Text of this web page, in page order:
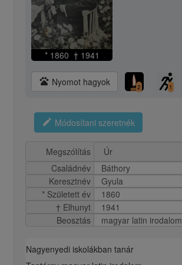
* 1860 † 1941
pets Nyomot hagyok 2 1
edit Módosítani szeretnék
Megszólítás
Családnév
Báthory
Keresztnév
Gyula
* Született év
1860
† Elhunyt
1941
Beosztás
magyar latin irodalom
Nagyenyedi iskolákban tanár